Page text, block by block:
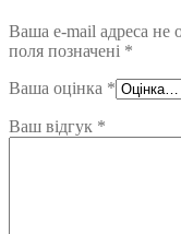
Ваша e-mail адреса не
поля позначені *
Ваша оцінка *
Ваш відгук *